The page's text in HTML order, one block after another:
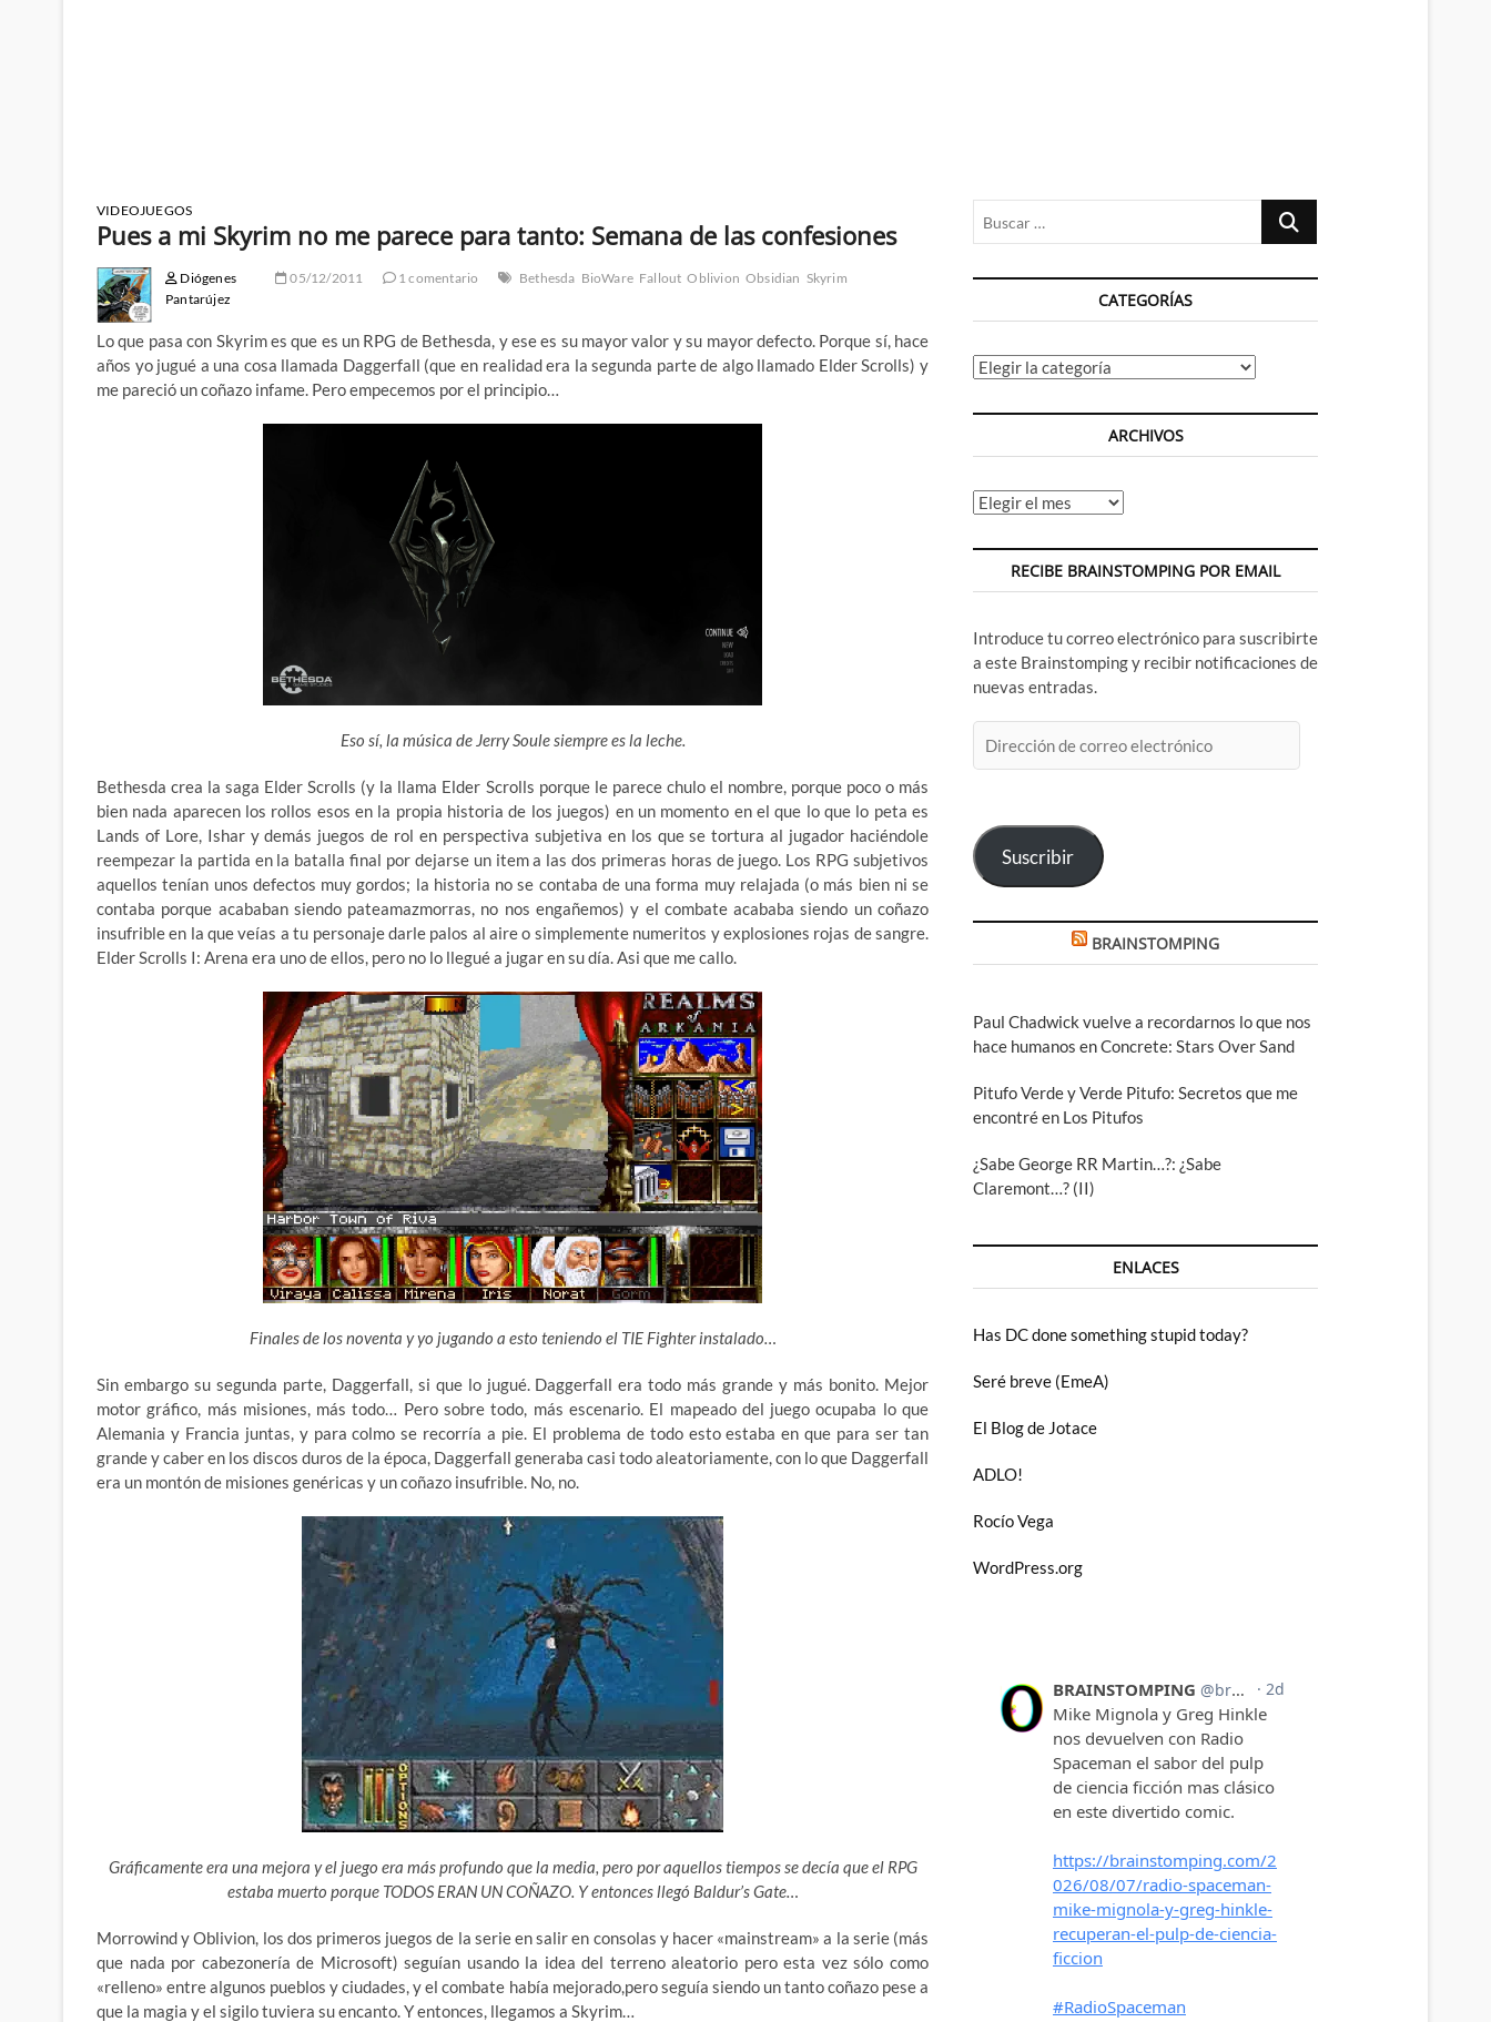
VIDEOJUEGOS
Pues a mi Skyrim no me parece para tanto: Semana de las confesiones
Diógenes
Pantarújez
05/12/2011 1 comentario Bethesda BioWare Fallout Oblivion Obsidian Skyrim
Lo que pasa con Skyrim es que es un RPG de Bethesda, y ese es su mayor valor y su mayor defecto. Porque sí, hace
años yo jugué a una cosa llamada Daggerfall (que en realidad era la segunda parte de algo llamado Elder Scrolls) y
me pareció un coñazo infame. Pero empecemos por el principio…
Eso sí, la música de Jerry Soule siempre es la leche.
Bethesda crea la saga Elder Scrolls (y la llama Elder Scrolls porque le parece chulo el nombre, porque poco o más
bien nada aparecen los rollos esos en la propia historia de los juegos) en un momento en el que lo que lo peta es
Lands of Lore, Ishar y demás juegos de rol en perspectiva subjetiva en los que se tortura al jugador haciéndole
reempezar la partida en la batalla final por dejarse un item a las dos primeras horas de juego. Los RPG subjetivos
aquellos tenían unos defectos muy gordos; la historia no se contaba de una forma muy relajada (o más bien ni se
contaba porque acababan siendo pateamazmorras, no nos engañemos) y el combate acababa siendo un coñazo
insufrible en la que veías a tu personaje darle palos al aire o simplemente numeritos y explosiones rojas de sangre.
Elder Scrolls I: Arena era uno de ellos, pero no lo llegué a jugar en su día. Asi que me callo.
Finales de los noventa y yo jugando a esto teniendo el TIE Fighter instalado…
Sin embargo su segunda parte, Daggerfall, si que lo jugué. Daggerfall era todo más grande y más bonito. Mejor
motor gráfico, más misiones, más todo… Pero sobre todo, más escenario. El mapeado del juego ocupaba lo que
Alemania y Francia juntas, y para colmo se recorría a pie. El problema de todo esto estaba en que para ser tan
grande y caber en los discos duros de la época, Daggerfall generaba casi todo aleatoriamente, con lo que Daggerfall
era un montón de misiones genéricas y un coñazo insufrible. No, no.
Gráficamente era una mejora y el juego era más profundo que la media, pero por aquellos tiempos se decía que el RPG
estaba muerto porque TODOS ERAN UN COÑAZO. Y entonces llegó Baldur’s Gate…
Morrowind y Oblivion, los dos primeros juegos de la serie en salir en consolas y hacer «mainstream» a la serie (más
que nada por cabezonería de Microsoft) seguían usando la idea del terreno aleatorio pero esta vez sólo como
«relleno» entre algunos pueblos y ciudades, y el combate había mejorado,pero seguía siendo un tanto coñazo pese a
que la magia y el sigilo tuviera su encanto. Y entonces, llegamos a Skyrim…
Buscar
CATEGORÍAS
Categorías
ARCHIVOS
Archivos
RECIBE BRAINSTOMPING POR EMAIL
Introduce tu correo electrónico para suscribirte
a este Brainstomping y recibir notificaciones de
nuevas entradas.
de
Suscribir
BRAINSTOMPING
Paul Chadwick vuelve a recordarnos lo que nos
hace humanos en Concrete: Stars Over Sand
Pitufo Verde y Verde Pitufo: Secretos que me
encontré en Los Pitufos
¿Sabe George RR Martin…?: ¿Sabe
Claremont…? (II)
ENLACES
Has DC done something stupid today?
Seré breve (EmeA)
El Blog de Jotace
ADLO!
Rocío Vega
WordPress.org